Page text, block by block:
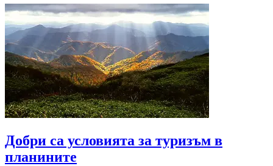
Добри са условията за туризъм в
планините